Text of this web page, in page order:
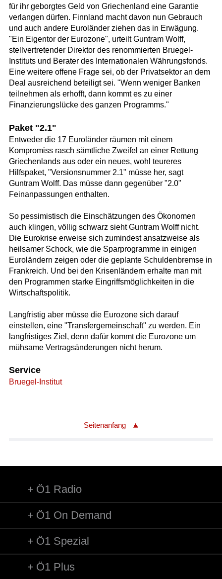
für ihr geborgtes Geld von Griechenland eine Garantie
verlangen dürfen. Finnland macht davon nun Gebrauch
und auch andere Euroländer ziehen das in Erwägung.
"Ein Eigentor der Eurozone", urteilt Guntram Wolff,
stellvertretender Direktor des renommierten Bruegel-
Instituts und Berater des Internationalen Währungsfonds.
Eine weitere offene Frage sei, ob der Privatsektor an dem
Deal ausreichend beteiligt sei. "Wenn weniger Banken
teilnehmen als erhofft, dann kommt es zu einer
Finanzierungslücke des ganzen Programms."
Paket "2.1"
Entweder die 17 Euroländer räumen mit einem
Kompromiss rasch sämtliche Zweifel an einer Rettung
Griechenlands aus oder ein neues, wohl teureres
Hilfspaket, "Versionsnummer 2.1" müsse her, sagt
Guntram Wolff. Das müsse dann gegenüber "2.0"
Feinanpassungen enthalten.
So pessimistisch die Einschätzungen des Ökonomen
auch klingen, völlig schwarz sieht Guntram Wolff nicht.
Die Eurokrise erweise sich zumindest ansatzweise als
heilsamer Schock, wie die Sparprogramme in einigen
Euroländern zeigen oder die geplante Schuldenbremse in
Frankreich. Und bei den Krisenländern erhalte man mit
den Programmen starke Eingriffsmöglichkeiten in die
Wirtschaftspolitik.
Langfristig aber müsse die Eurozone sich darauf
einstellen, eine "Transfergemeinschaft" zu werden. Ein
langfristiges Ziel, denn dafür kommt die Eurozone um
mühsame Vertragsänderungen nicht herum.
Service
Bruegel-Institut
Seitenanfang
Ö1 Radio
Ö1 On Demand
Ö1 Spezial
Ö1 Plus